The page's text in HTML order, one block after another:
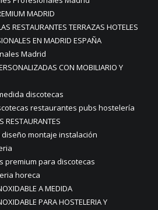
MADRID
RESTAURANTES TERRAZAS HOTELES
EN MADRID ESPAÑA
Madrid
CON MOBILIARIO Y
discotecas
restaurantes pubs hostelería
RESTAURANTES
montaje instalación
premium para discotecas
horeca
A MEDIDA
PARA HOSTELERIA Y